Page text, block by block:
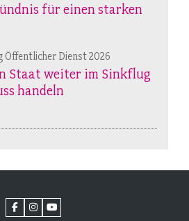
für einen starken
Öffentlicher Dienst 2026
Staat weiter im Sinkflug
handeln